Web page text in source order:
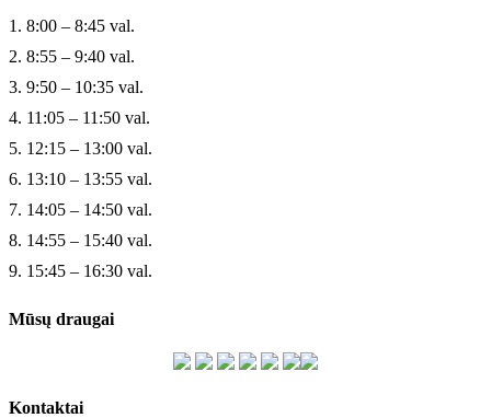
1. 8:00 – 8:45 val.
2. 8:55 – 9:40 val.
3. 9:50 – 10:35 val.
4. 11:05 – 11:50 val.
5. 12:15 – 13:00 val.
6. 13:10 – 13:55 val.
7. 14:05 – 14:50 val.
8. 14:55 – 15:40 val.
9. 15:45 – 16:30 val.
Mūsų draugai
Kontaktai